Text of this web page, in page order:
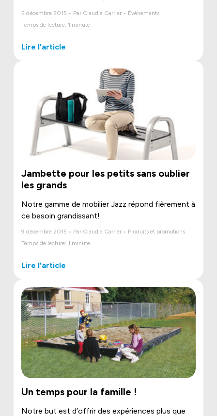
2 décembre 2015 • Par Claudia Carrier • Évènements
Temps de lecture: 1 minute
Lire l'article
Jambette pour les petits sans oublier
les grands
Notre gamme de mobilier Jazz répond fièrement à
ce besoin grandissant!
9 décembre 2015 • Par Claudia Carrier • Produits et promotions
Temps de lecture: 1 minute
Lire l'article
Un temps pour la famille !
Notre but est d’offrir des expériences plus que